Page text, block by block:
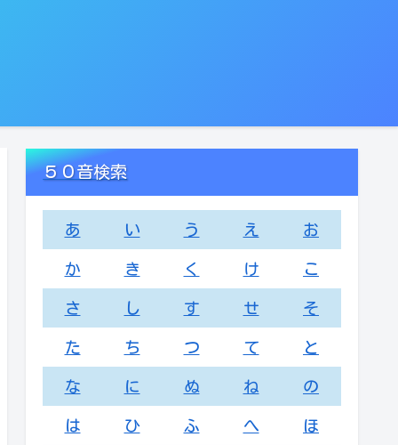
５０音検索
あ い う え お
か き く け こ
さ し す せ そ
た ち つ て と
な に ぬ ね の
は ひ ふ へ ほ